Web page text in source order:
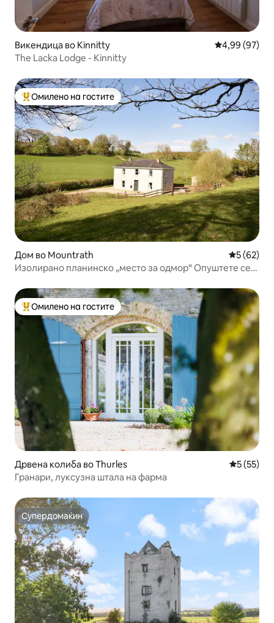
Викендица во Kinnitty Просечна
4,99 (97)
The Lacka Lodge - Kinnitty
Меѓу најуспешните „Омилени на гостите“
Омилено на гостите
Дом во Mountrath Просечна
5 (62)
Изолирано планинско „место за одмор“ Опуштете се
Меѓу најуспешните „Омилени на гостите“
Омилено на гостите
Дрвена колиба во Thurles Просечна
5 (55)
Гранари, луксузна штала на фарма
Супердомаќин
Супердомаќин